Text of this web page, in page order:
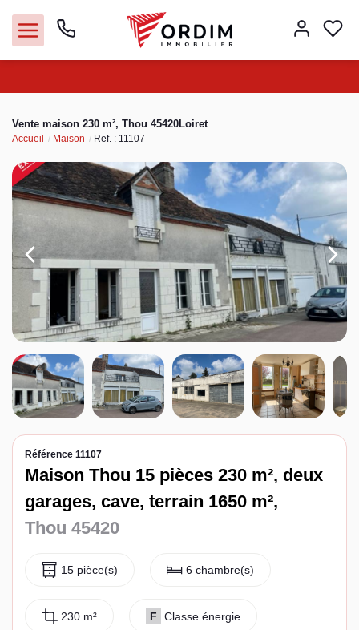
Acheter
Louer
Vendre
Immobilier pro
Faire gérer
Syndic
Espace client
Vente maison 230 m², Thou 45420Loiret
Accueil Maison Ref. : 11107
Référence 11107
Maison Thou 15 pièces 230 m², deux
garages, cave, terrain 1650 m²,
Thou 45420
15 pièce(s) 6 chambre(s)
230 m² F Classe énergie